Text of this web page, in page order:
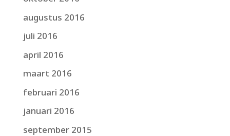
augustus 2016
juli 2016
april 2016
maart 2016
februari 2016
januari 2016
september 2015